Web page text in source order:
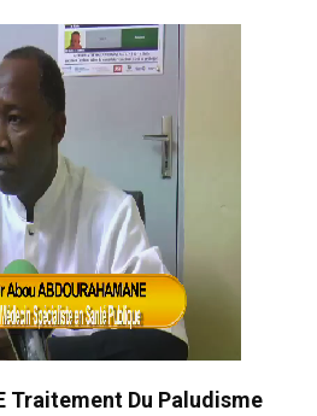
Traitement Du Paludisme